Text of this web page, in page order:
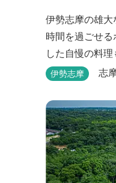
伊勢志摩の雄
時間を過ごせ
した自慢の料
としても最適で
伊勢志摩 志